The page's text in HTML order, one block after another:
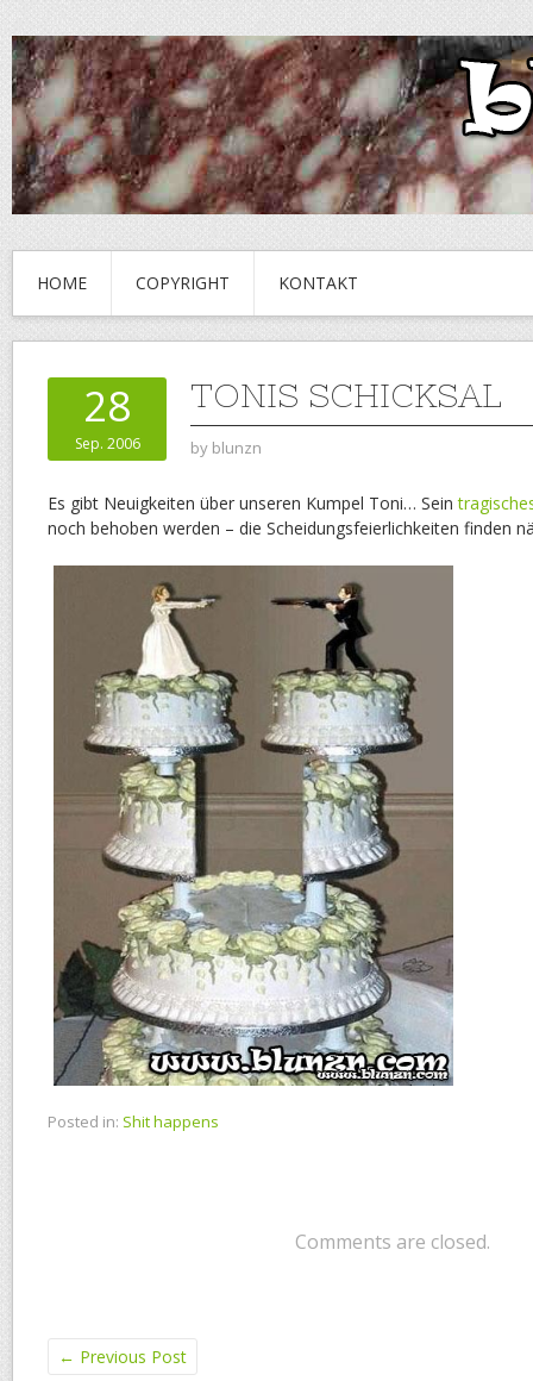
HOME COPYRIGHT KONTAKT
28
Sep. 2006
TONIS SCHICKSAL
by blunzn
Es gibt Neuigkeiten über unseren Kumpel Toni… Sein
noch behoben werden – die Scheidungsfeierlichkeiten finden
Posted in: Shit happens
Comments are closed.
← Previous Post